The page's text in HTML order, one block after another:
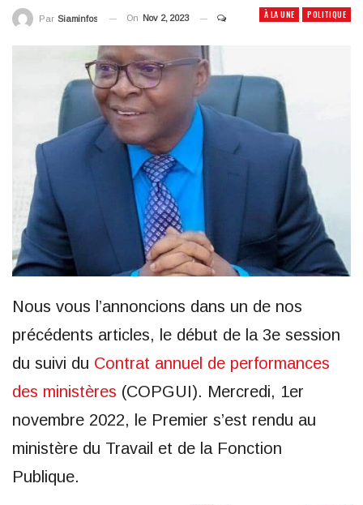
À LA UNE POLITIQUE
Par Siaminfos On Nov 2, 2023
Nous vous l’annoncions dans un de nos
précédents articles, le début de la 3e session
du suivi du Contrat annuel de performances
des ministères (COPGUI). Mercredi, 1er
novembre 2022, le Premier s’est rendu au
ministère du Travail et de la Fonction
Publique.